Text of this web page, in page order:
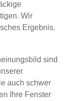
Wir
Ergebnis.
sind
auch schwer
Ihre Fenster